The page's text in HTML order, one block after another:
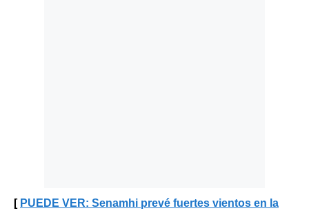
PUEDE VER: Senamhi prevé fuertes vientos en la